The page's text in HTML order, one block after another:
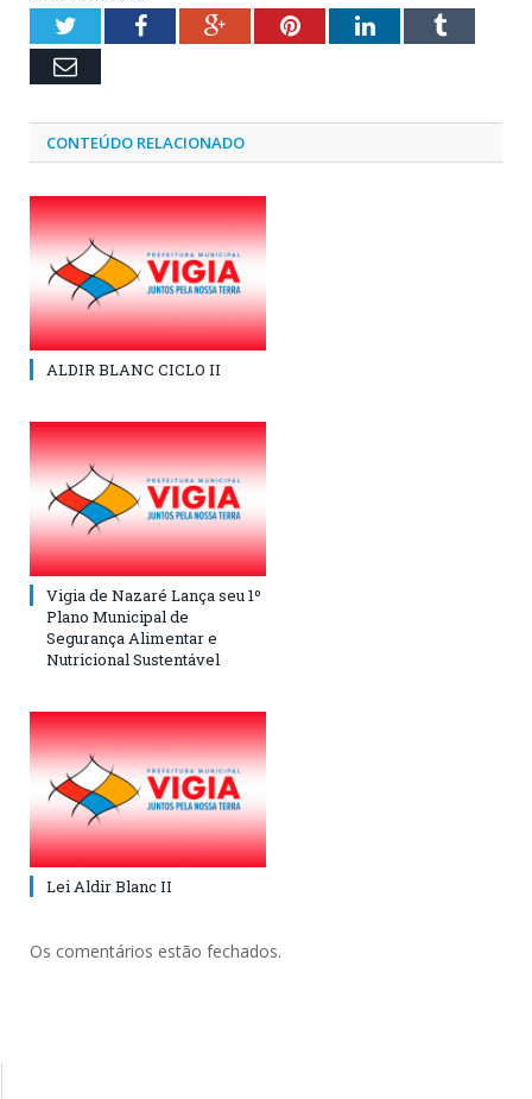
TwitterFacebookGoogle+PinterestLinkedInTumblr
Email
CONTEÚDO RELACIONADO
ALDIR BLANC CICLO II
Vigia de Nazaré Lança seu 1º
Plano Municipal de
Segurança Alimentar e
Nutricional Sustentável
Lei Aldir Blanc II
Os comentários estão fechados.